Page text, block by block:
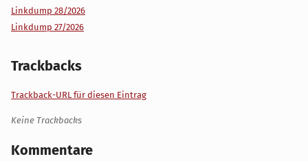
Linkdump 28/2026
Linkdump 27/2026
Trackbacks
Trackback-URL für diesen Eintrag
Keine Trackbacks
Kommentare